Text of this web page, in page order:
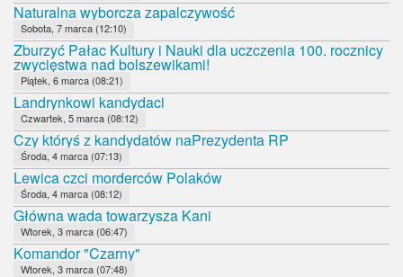
Naturalna wyborcza zapalczywość
Sobota, 7 marca (12:10)
Zburzyć Pałac Kultury i Nauki dla uczczenia 100. rocznicy
zwycięstwa nad bolszewikami!
Piątek, 6 marca (08:21)
Landrynkowi kandydaci
Czwartek, 5 marca (08:12)
Czy któryś z kandydatów naPrezydenta RP
Środa, 4 marca (07:13)
Lewica czci morderców Polaków
Środa, 4 marca (08:12)
Główna wada towarzysza Kani
Wtorek, 3 marca (06:47)
Komandor "Czarny"
Wtorek, 3 marca (07:48)